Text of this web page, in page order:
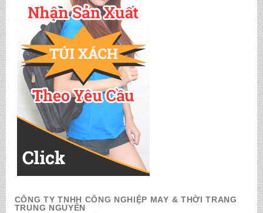
CÔNG TY TNHH CÔNG NGHIỆP MAY & THỜI TRANG
TRUNG NGUYÊN